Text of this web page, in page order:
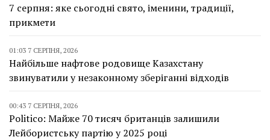
7 серпня: яке сьогодні свято, іменини, традиції,
прикмети
01:03 7 СЕРПНЯ, 2026
Найбільше нафтове родовище Казахстану
звинуватили у незаконному зберіганні відходів
00:43 7 СЕРПНЯ, 2026
Politico: Майже 70 тисяч британців залишили
Лейбористську партію у 2025 році